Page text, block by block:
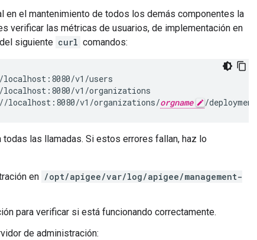
en el mantenimiento de todos los demás componentes la
verificar las métricas de usuarios, de implementación en
siguiente curl comandos:
v1/organizations
v1/organizations/orgname /deployments
las llamadas. Si estos errores fallan, haz lo
en /opt/apigee/var/log/apigee/management-
para verificar si está funcionando correctamente.
de administración: